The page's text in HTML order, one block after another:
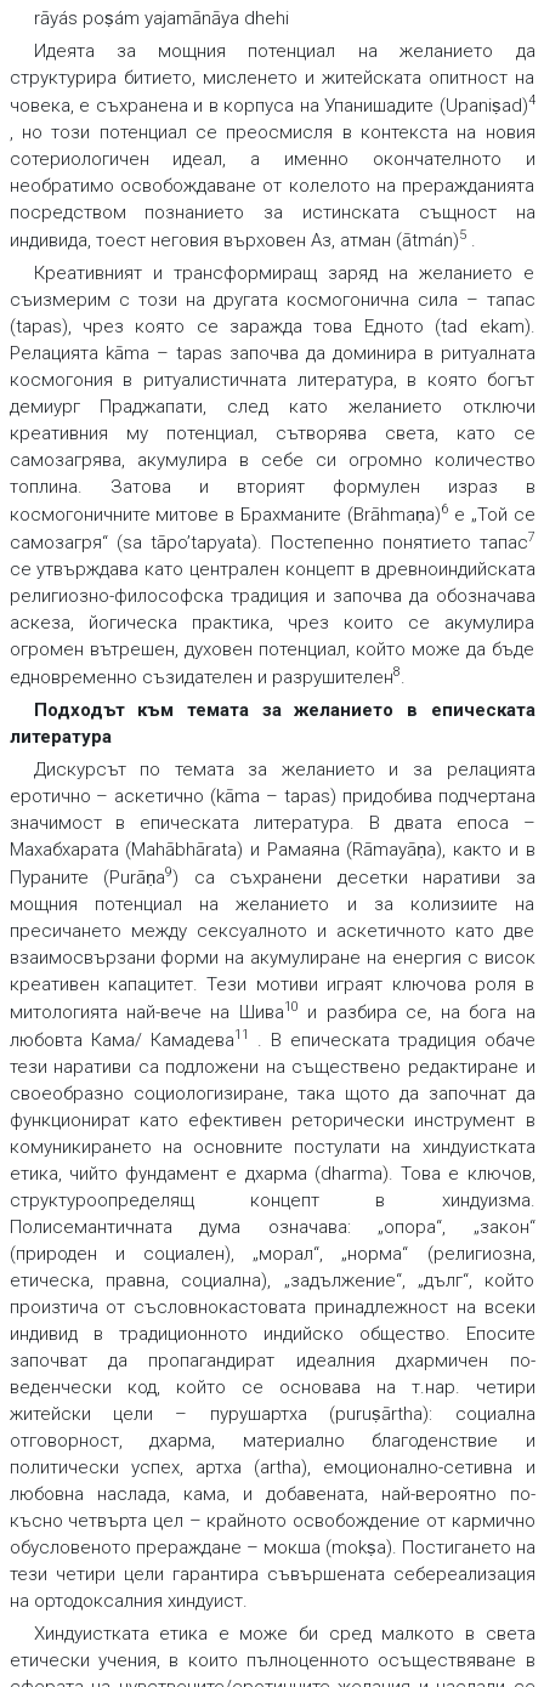
rāyás poṣám yajamānāya dhehi
Идеята за мощния потенциал на желанието да
структурира битието, мисленето и житейската опитност на
човека, е съхранена и в корпуса на Упанишадите (Upaniṣad)4
, но този потенциал се преосмисля в контекста на новия
сотериологичен идеал, а именно окончателното и
необратимо освобождаване от колелото на преражданията
посредством познанието за истинската същност на
индивида, тоест неговия върховен Аз, атман (ātmán)5.
Креативният и трансформиращ заряд на желанието е
съизмерим с този на другата космогонична сила – тапас
(tapas), чрез която се заражда това Едното (tad ekam).
Релацията kāma – tapas започва да доминира в ритуалната
космогония в ритуалистичната литература, в която богът
демиург Праджапати, след като желанието отключи
креативния му потенциал, сътворява света, като се
самозагрява, акумулира в себе си огромно количество
топлина. Затова и вторият формулен израз в
космогоничните митове в Брахманите (Brāhmaṇa)6е „Той се
самозагря“ (sa tāpo’tapyata). Постепенно понятието тапас7
се утвърждава като централен концепт в древноиндийската
религиозно-философска традиция и започва да обозначава
аскеза, йогическа практика, чрез които се акумулира
огромен вътрешен, духовен потенциал, който може да бъде
едновременно съзидателен и разрушителен8.
Подходът към темата за желанието в епическата
литература
Дискурсът по темата за желанието и за релацията
еротично – аскетично (kāma – tapas) придобива подчертана
значимост в епическата литература. В двата епоса –
Махабхарата (Mahābhārata) и Рамаяна (Rāmayāṇa), както и в
Пураните (Purāṇa9) са съхранени десетки наративи за
мощния потенциал на желанието и за колизиите на
пресичането между сексуалното и аскетичното като две
взаимосвързани форми на акумулиране на енергия с висок
креативен капацитет. Тези мотиви играят ключова роля в
митологията най-вече на Шива10
и разбира се, на бога на
любовта Кама/ Камадева11
. В епическата традиция обаче
тези наративи са подложени на съществено редактиране и
своеобразно социологизиране, така щото да започнат да
функционират като ефективен реторически инструмент в
комуникирането на основните постулати на хиндуистката
етика, чийто фундамент е дхарма (dharma). Това е ключов,
структуроопределящ концепт в хиндуизма.
Полисемантичната дума означава: „опора“, „закон“
(природен и социален), „морал“, „норма“ (религиозна,
етическа, правна, социална), „задължение“, „дълг“, който
произтича от съсловнокастовата принадлежност на всеки
индивид в традиционното индийско общество. Епосите
започват да пропагандират идеалния дхармичен по-
веденчески код, който се основава на т.нар. четири
житейски цели – пурушартха (puruṣārtha): социална
отговорност, дхарма, материално благоденствие и
политически успех, артха (artha), емоционално-сетивна и
любовна наслада, кама, и добавената, най-вероятно по-
късно четвърта цел – крайното освобождение от кармично
обусловеното прераждане – мокша (mokṣa). Постигането на
тези четири цели гарантира съвършената себереализация
на ортодоксалния хиндуист.
Хиндуистката етика е може би сред малкото в света
етически учения, в които пълноценното осъществяване в